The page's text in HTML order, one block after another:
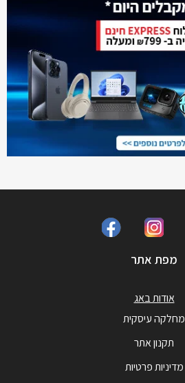
מפת אתר
אודות באג
מחלקה עיסקית
תקנון אתר
מדיניות פרטיות